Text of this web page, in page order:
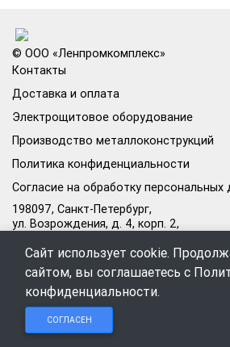
© ООО «Ленпромкомплекс»
Контакты
Доставка и оплата
Электрощитовое оборудование
Производство металлоконструкций
Политика конфиденциальности
Согласие на обработку персональных
198097, Санкт-Петербург,
ул. Возрождения, д. 4, корп. 2,
Режим работы офиса:
Пн–Пт: 09:00–18:00
+7 (812) 309-98-44
Сайт использует cookie.
сайтом, вы соглашаетесь с
конфиденциальности.
СОГЛАСЕН